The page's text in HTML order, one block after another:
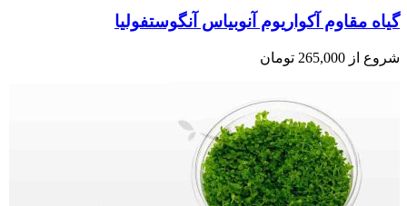
گیاه مقاوم آکواریوم آنوبیاس آنگوستفولیا
شروع از 265,000 تومان